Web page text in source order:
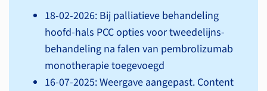
18-02-2026: Bij palliatieve behandeling
hoofd-hals PCC opties voor tweedelijns­
behandeling na falen van pembrolizumab
monotherapie toegevoegd
16-07-2025: Weergave aangepast. Content